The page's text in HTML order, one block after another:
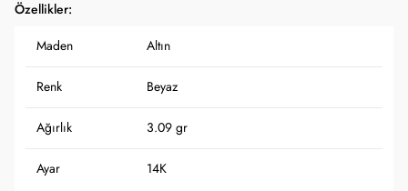
Özellikler:
Maden Altın
Renk Beyaz
Ağırlık 3.09 gr
Ayar 14K